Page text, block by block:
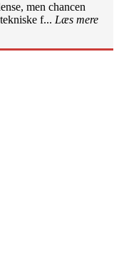
men chancen
f... Læs mere